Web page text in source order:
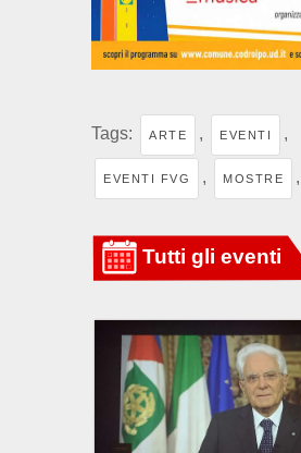
Tags: ARTE , EVENTI ,
EVENTI FVG , MOSTRE ,